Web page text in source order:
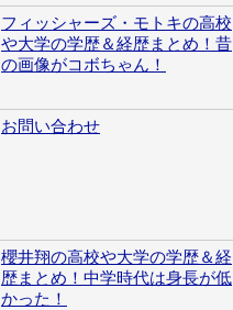
フィッシャーズ・モトキの高校
や大学の学歴＆経歴まとめ！昔
の画像がコボちゃん！
お問い合わせ
櫻井翔の高校や大学の学歴＆経
歴まとめ！中学時代は身長が低
かった！